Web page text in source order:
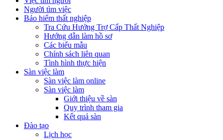
Người tìm việc
Bảo hiểm thất nghiệp
Tra Cứu Hưởng Trợ Cấp Thất Nghiệp
Hướng dẫn làm hồ sơ
Các biểu mẫu
Chính sách liên quan
Tình hình thực hiện
Sàn việc làm
Sàn việc làm online
Sàn việc làm
Giới thiệu về sàn
Quy trình tham gia
Kết quả sàn
Đào tạo
Lịch học